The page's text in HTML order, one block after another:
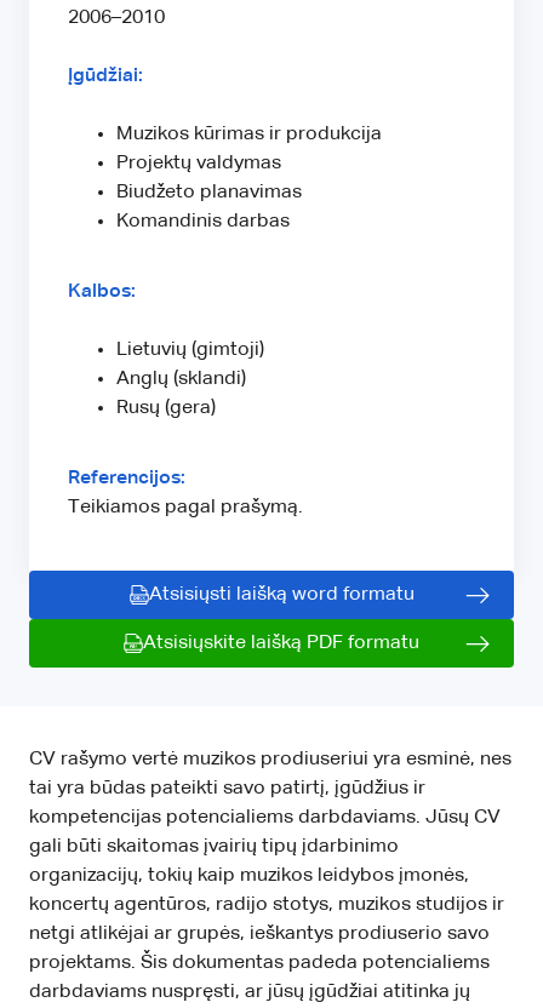
2006–2010
Įgūdžiai:
Muzikos kūrimas ir produkcija
Projektų valdymas
Biudžeto planavimas
Komandinis darbas
Kalbos:
Lietuvių (gimtoji)
Anglų (sklandi)
Rusų (gera)
Referencijos:
Teikiamos pagal prašymą.
Atsisiųsti laišką word formatu
Atsisiųskite laišką PDF formatu
CV rašymo vertė muzikos prodiuseriui yra esminė, nes
tai yra būdas pateikti savo patirtį, įgūdžius ir
kompetencijas potencialiems darbdaviams. Jūsų CV
gali būti skaitomas įvairių tipų įdarbinimo
organizacijų, tokių kaip muzikos leidybos įmonės,
koncertų agentūros, radijo stotys, muzikos studijos ir
netgi atlikėjai ar grupės, ieškantys prodiuserio savo
projektams. Šis dokumentas padeda potencialiems
darbdaviams nuspręsti, ar jūsų įgūdžiai atitinka jų